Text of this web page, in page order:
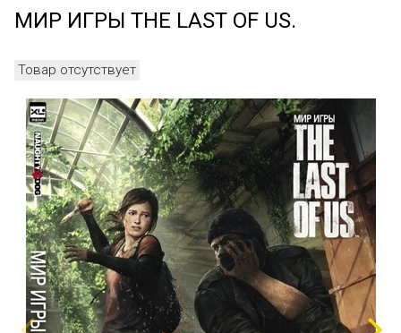
МИР ИГРЫ THE LAST OF US.
Товар отсутствует